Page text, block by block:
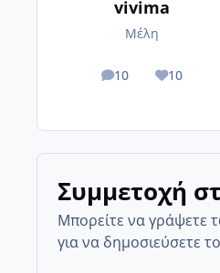
vivima
Μέλη
10
posts 10
Συμμετοχή
Μπορείτε να γράψετε
για να δημοσιεύσετε